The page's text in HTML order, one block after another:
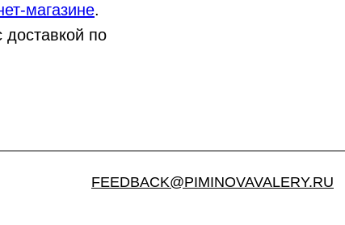
магазине.
по
FEEDBACK@PIMINOVAVALERY.RU